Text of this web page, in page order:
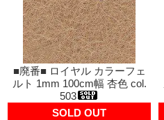
■廃番■ ロイヤル カラーフェ
ルト 1mm 100cm幅 杏色 col.
503
SOLD OUT